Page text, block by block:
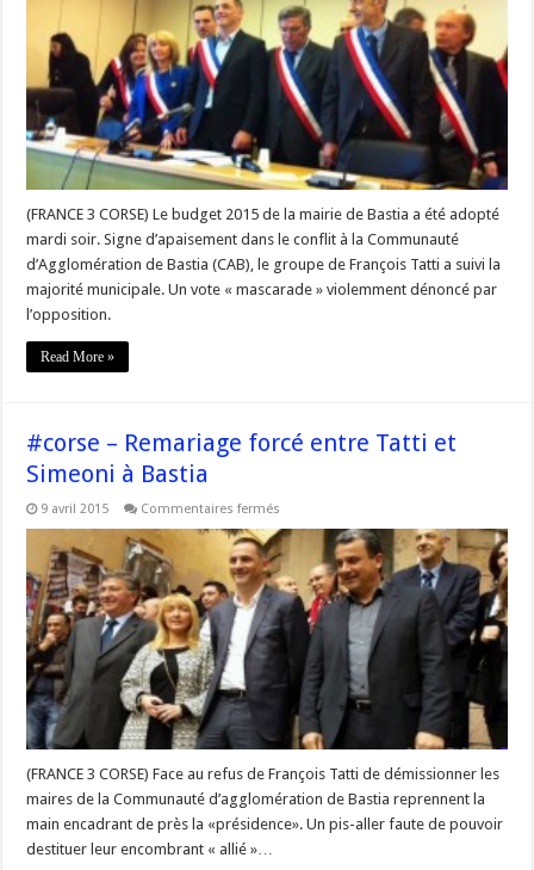
budget
2015
de
la
mairie
de
Bastia,
« une
mascarade »
l’opposition
(FRANCE 3 CORSE) Le budget 2015 de la mairie de Bastia a été adopté
mardi soir. Signe d’apaisement dans le conflit à la Communauté
d’Agglomération de Bastia (CAB), le groupe de François Tatti a suivi la
majorité municipale. Un vote « mascarade » violemment dénoncé par
l’opposition.
Read More »
#corse – Remariage forcé entre Tatti et
Simeoni à Bastia
9 avril 2015 Commentaires fermés
–
Remariage
forcé
entre
Tatti
et
Simeoni
Bastia
(FRANCE 3 CORSE) Face au refus de François Tatti de démissionner les
maires de la Communauté d’agglomération de Bastia reprennent la
main encadrant de près la «présidence». Un pis-aller faute de pouvoir
destituer leur encombrant « allié »…